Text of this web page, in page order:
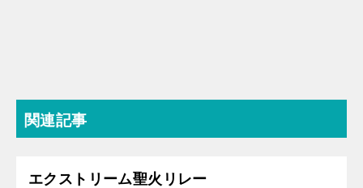
関連記事
エクストリーム聖火リレー